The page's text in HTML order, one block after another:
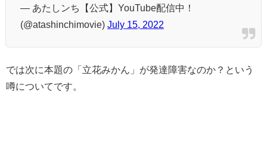
— あたしンち【公式】YouTube配信中！
(@atashinchimovie) July 15, 2022
では次に本題の「立花みかん」が発達障害なのか？という
噂についてです。